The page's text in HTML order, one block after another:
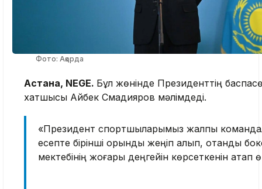
Фото: Ақорда
Астана, NEGE. Бұл жөнінде Президенттің
хатшысы Айбек Смадияров мәлімдеді.
«Президент спортшыларымыз жалпы
есепте бірінші орынды жеңіп алып, отандық
мектебінің жоғары деңгейін көрсеткенін атап